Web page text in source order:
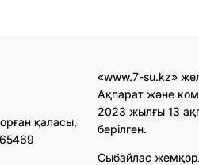
қаласы,
«www.7-su.kz»
Ақпарат және
2023 жылғы 13
берілген.
Сыбайлас